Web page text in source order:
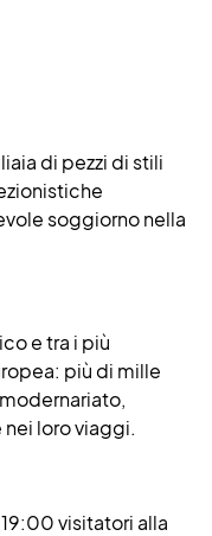
di pezzi di stili
soggiorno nella
e tra i più
più di mille
loro viaggi.
visitatori alla